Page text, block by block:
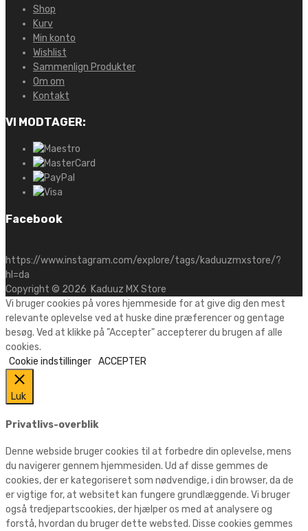
Shop
Kurv
Min konto
Wishlist
Sammenlign Produkter
Om om
Kontakt
VI MODTAGER:
Facebook
https://www.instagram.com/explore/tags/kaduuzmxstore/?
hl=da
Copyright © 2026 Kaduuz MX Store
Vi bruger cookies på vores hjemmeside for at give dig den mest
relevante oplevelse ved at huske dine præferencer og gentage
besøg. Ved at klikke på "Accepter" accepterer du brugen af alle
cookies.
Cookie indstillinger ACCEPTER
Luk
Privatlivs-overblik
Denne webside bruger cookies til at forbedre din oplevelse, mens
du navigerer gennem hjemmesiden. Ud af disse gemmes de
cookies, der er kategoriseret som nødvendige, i din browser, da de
er vigtige for, at websitet kan fungere grundlæggende. Vi bruger
også tredjepartscookies, der hjælper os med at analysere og
forstå, hvordan du bruger dette websted. Disse cookies gemmes